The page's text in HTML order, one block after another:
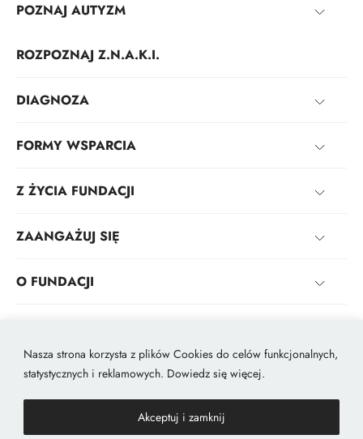
Nasza strona korzysta z plików Cookies do celów funkcjonalnych,
statystycznych i reklamowych. Dowiedz się więcej.
Akceptuj i zamknij
POZNAJ AUTYZM
ROZPOZNAJ Z.N.A.K.I.
DIAGNOZA
FORMY WSPARCIA
Z ŻYCIA FUNDACJI
ZAANGAŻUJ SIĘ
O FUNDACJI